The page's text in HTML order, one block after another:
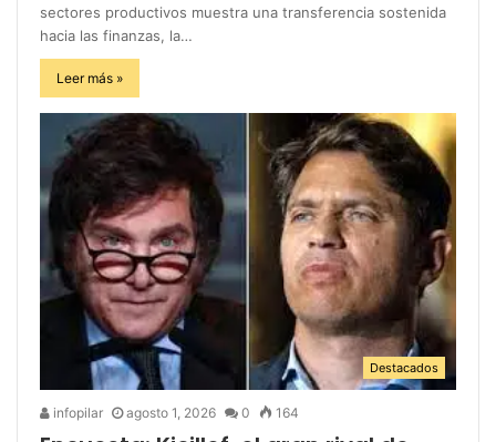
sectores productivos muestra una transferencia sostenida
hacia las finanzas, la…
Leer más »
Destacados
infopilar agosto 1, 2026 0 164